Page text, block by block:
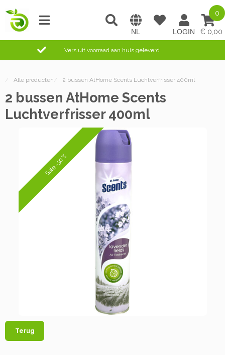
0,00
0
Vers uit voorraad aan huis geleverd
/ Alle producten / 2 bussen AtHome Scents Luchtverfrisser 400ml
2 bussen AtHome Scents
Luchtverfrisser 400ml
Sale -30%
Terug